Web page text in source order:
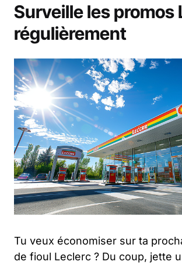
Surveille les promos
régulièrement
Tu veux économiser sur ta
de fioul Leclerc ? Du coup, jette